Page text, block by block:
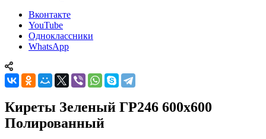
Вконтакте
YouTube
Одноклассники
WhatsApp
Киреты Зеленый ГР246 600x600
Полированный